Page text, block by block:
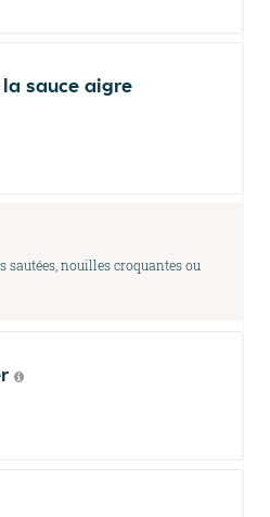
sauce aigre
sautées, nouilles croquantes ou